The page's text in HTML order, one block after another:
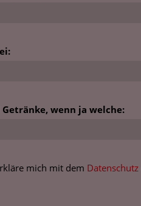
Getränke, wenn ja welche:
mich mit dem Datenschutz